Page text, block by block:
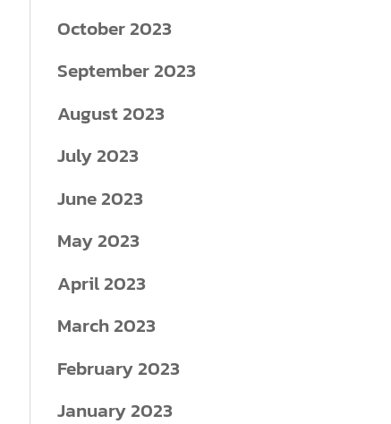
October 2023
September 2023
August 2023
July 2023
June 2023
May 2023
April 2023
March 2023
February 2023
January 2023